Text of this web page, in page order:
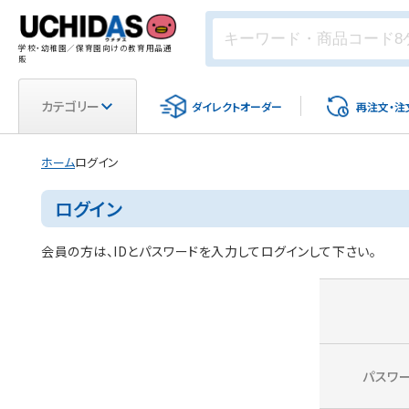
学校・幼稚園／保育園向けの教育用品通
販
カテゴリー ダイレクトオーダー 再注文・注
ホームログイン
ログイン
会員の方は、IDとパスワードを入力してログインして下さい。
パスワ